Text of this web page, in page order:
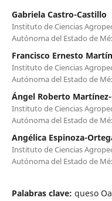
Gabriela Castro-Castillo
Instituto de Ciencias
Autónoma del Estado de
Francisco Ernesto
Instituto de Ciencias
Autónoma del Estado de
Ángel Roberto
Instituto de Ciencias
Autónoma del Estado de
Angélica Espinoza-
Instituto de Ciencias
Autónoma del Estado de
Palabras clave: queso